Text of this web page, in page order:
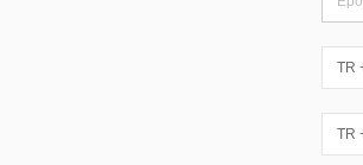
TR
TR